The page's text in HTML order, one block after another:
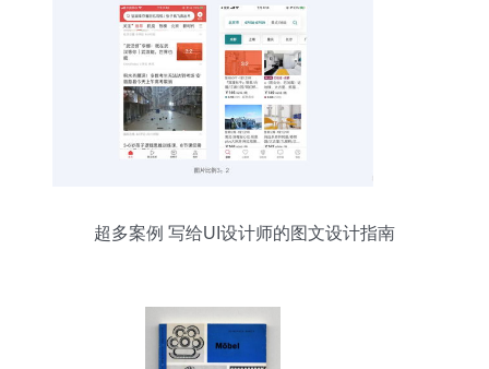
超多案例 写给UI设计师的图文设计指南